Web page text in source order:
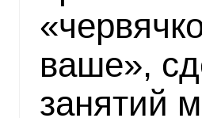
ваше»,
занятий